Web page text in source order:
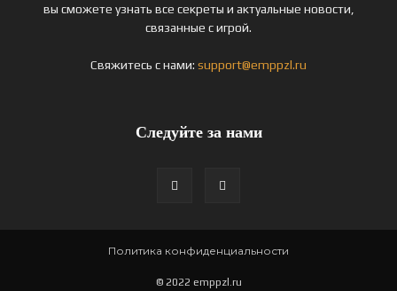
вы сможете узнать все секреты и актуальные новости,
связанные с игрой.
Свяжитесь с нами: support@emppzl.ru
Следуйте за нами
Политика конфиденциальности
© 2022 emppzl.ru